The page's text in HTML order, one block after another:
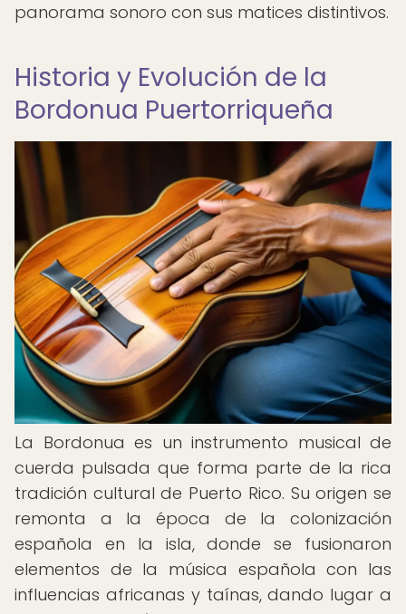
panorama sonoro con sus matices distintivos.
Historia y Evolución de la
Bordonua Puertorriqueña
La Bordonua es un instrumento musical de
cuerda pulsada que forma parte de la rica
tradición cultural de Puerto Rico. Su origen se
remonta a la época de la colonización
española en la isla, donde se fusionaron
elementos de la música española con las
influencias africanas y taínas, dando lugar a